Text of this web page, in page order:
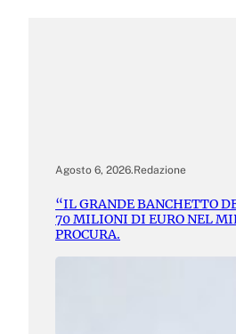
Agosto 6, 2026.Redazione
“IL GRANDE BANCHETTO
70 MILIONI DI EURO NEL
PROCURA.